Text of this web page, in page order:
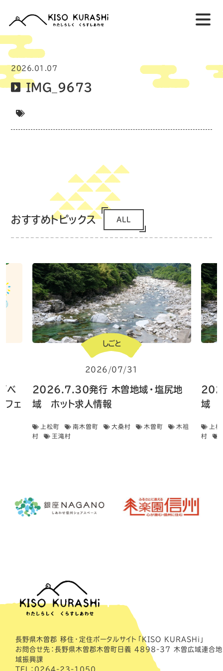
2026.01.07
IMG_9673
おすすめトピックス ALL
ベ
ェ
しごと
2026/07/31
2026.7.30発行 木曽地域・塩尻地
域 ホット求人情報
上松町 南木曽町 大桑村 木曽町
木祖
村
王滝村
域
上
村
長野県木曽郡 移住・定住ポータルサイト「KISO KURASHi」
お問合せ先：長野県木曽郡木曽町日義 4898-37 木曽広域連合地
域振興課
TEL：0264-23-1050